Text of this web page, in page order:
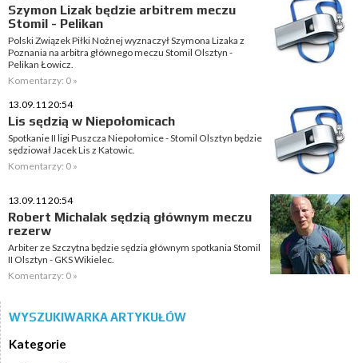
Szymon Lizak będzie arbitrem meczu
Stomil - Pelikan
Polski Związek Piłki Nożnej wyznaczył Szymona Lizaka z
Poznania na arbitra głównego meczu Stomil Olsztyn -
Pelikan Łowicz.
Komentarzy: 0 »
13.09.11 20:54
Lis sędzią w Niepołomicach
Spotkanie II ligi Puszcza Niepołomice - Stomil Olsztyn będzie
sędziował Jacek Lis z Katowic.
Komentarzy: 0 »
13.09.11 20:54
Robert Michalak sędzią głównym meczu
rezerw
Arbiter ze Szczytna będzie sędzia głównym spotkania Stomil
II Olsztyn - GKS Wikielec.
Komentarzy: 0 »
WYSZUKIWARKA ARTYKUŁÓW
Kategorie